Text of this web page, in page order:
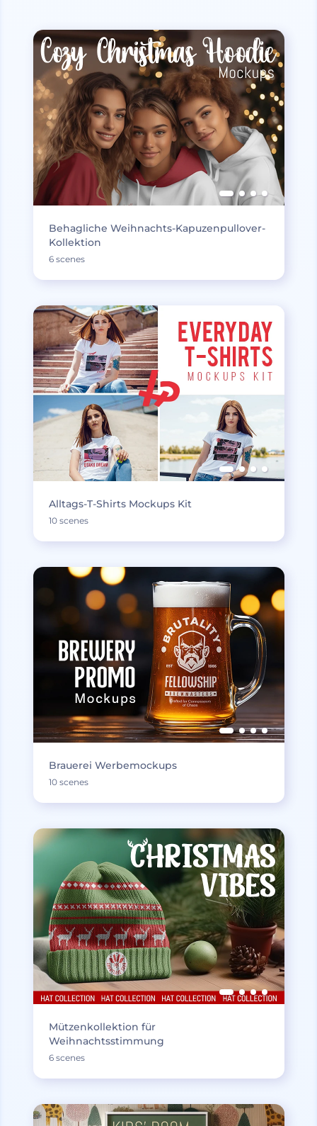
Behagliche Weihnachts-Kapuzenpullover-
Kollektion
6 scenes
Alltags-T-Shirts Mockups Kit
10 scenes
Brauerei Werbemockups
10 scenes
Mützenkollektion für
Weihnachtsstimmung
6 scenes